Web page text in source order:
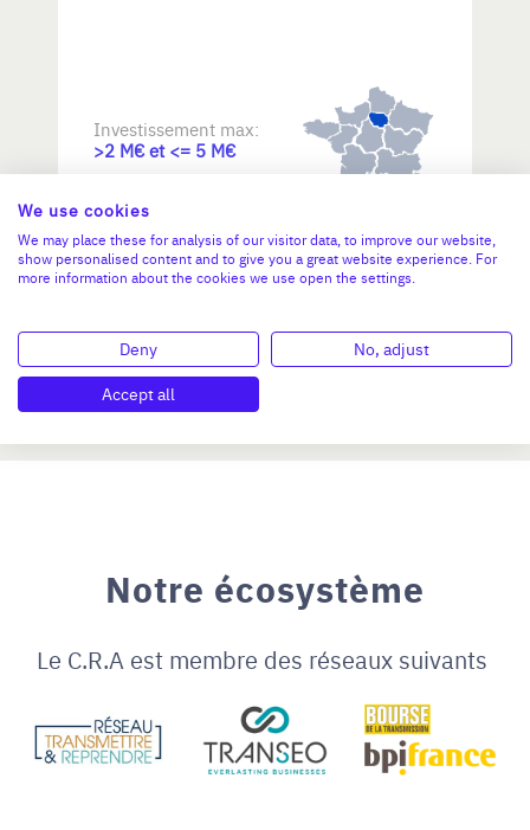
Investissement max:
>2 M€ et <= 5 M€
Notre écosystème
Le C.R.A est membre des réseaux suivants
We use cookies
We may place these for analysis of our visitor data, to improve our website,
show personalised content and to give you a great website experience. For
more information about the cookies we use open the settings.
Deny
No, adjust
Accept all